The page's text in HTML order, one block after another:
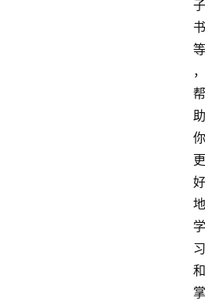
子
书
等
，
帮
助
你
更
好
地
学
习
和
掌